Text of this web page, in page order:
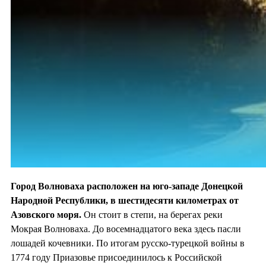
Город Волноваха расположен на юго-западе Донецкой
Народной Республики, в шестидесяти километрах от
Азовского моря. Он стоит в степи, на берегах реки
Мокрая Волноваха. До восемнадцатого века здесь пасли
лошадей кочевники. По итогам русско-турецкой войны в
1774 году Приазовье присоединилось к Российской